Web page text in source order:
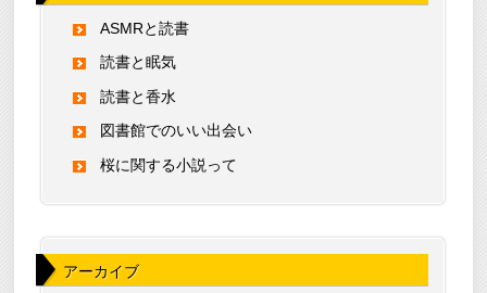
ASMRと読書
読書と眠気
読書と香水
図書館でのいい出会い
桜に関する小説って
アーカイブ